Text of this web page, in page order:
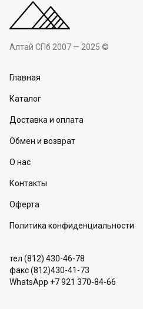
Алтай СПб 2007 — 2025 ©
Главная
Каталог
Доставка и оплата
Обмен и возврат
О нас
Контакты
Оферта
Политика конфиденциальности
тел (812) 430-46-78
факс (812)430-41-73
WhatsApp +7 921 370-84-66